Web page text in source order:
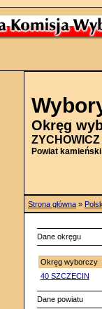
Okręg
Powiat kamieński
Strona główna »
Dane okręgu
Okręg wyborczy
40 SZCZECIN
Dane powiatu